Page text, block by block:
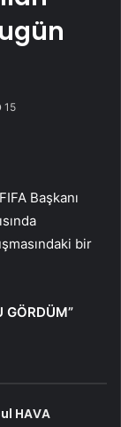
15
Başkanı
bir
GÖRDÜM”
HAVA